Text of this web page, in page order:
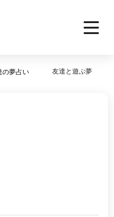
の夢占い 友達と遊ぶ夢